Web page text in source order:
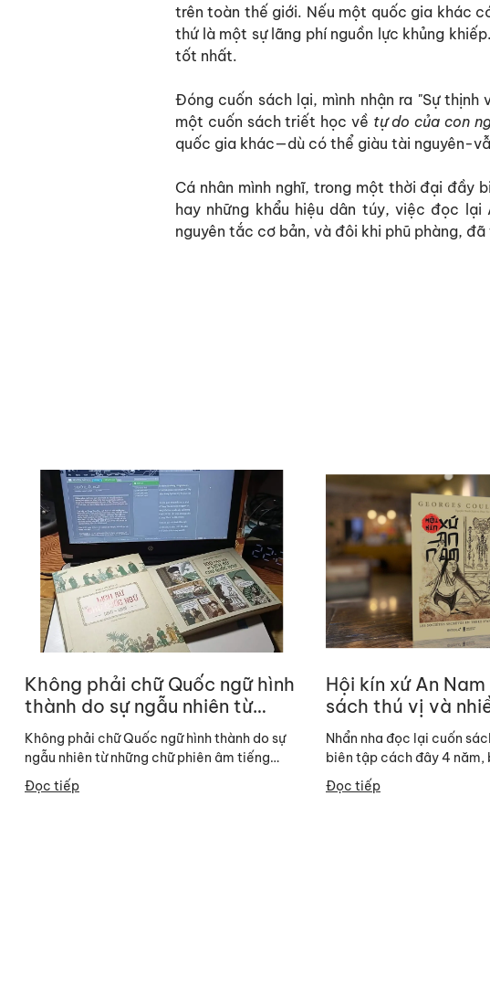
trên toàn thế giới. Nếu một quốc gia khác
thứ là một sự lãng phí nguồn lực khủng
tốt nhất.
Đóng cuốn sách lại, mình nhận ra "Sự
một cuốn sách triết học về tự do của con
quốc gia khác—dù có thể giàu tài nguyên-
Cá nhân mình nghĩ, trong một thời đại đầy
hay những khẩu hiệu dân túy, việc đọc
nguyên tắc cơ bản, và đôi khi phũ phàng,
Không phải chữ Quốc ngữ hình
thành do sự ngẫu nhiên từ
những chữ phiên âm tiếng Việt
Không phải chữ Quốc ngữ hình thành do sự
ngẫu nhiên từ những chữ phiên âm tiếng
Việt, thực ra chữ Quốc ngữ hình thành theo...
Đọc tiếp
Hội kín xứ An
sách thú vị và
Nhẩn nha đọc lại cuốn
biên tập cách đây 4 năm,
vài điều thú vị mà khi
Đọc tiếp